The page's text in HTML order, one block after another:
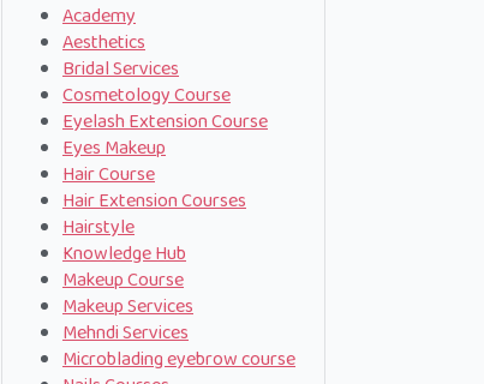
Academy
Aesthetics
Bridal Services
Cosmetology Course
Eyelash Extension Course
Eyes Makeup
Hair Course
Hair Extension Courses
Hairstyle
Knowledge Hub
Makeup Course
Makeup Services
Mehndi Services
Microblading eyebrow course